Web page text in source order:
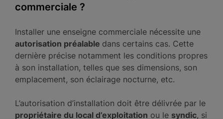
commerciale ?
Installer une enseigne commerciale nécessite une
autorisation préalable dans certains cas. Cette
dernière précise notamment les conditions propres
à son installation, telles que ses dimensions, son
emplacement, son éclairage nocturne, etc.
L’autorisation d’installation doit être délivrée par le
propriétaire du local d’exploitation ou le syndic, si